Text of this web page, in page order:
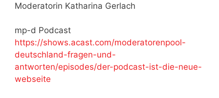
Moderatorin Katharina Gerlach
mp-d Podcast
https://shows.acast.com/moderatorenpool-
deutschland-fragen-und-
antworten/episodes/der-podcast-ist-die-neue-
webseite